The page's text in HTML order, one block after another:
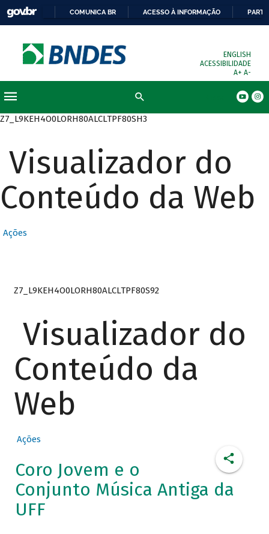
COMUNICA BR ACESSO À INFORMAÇÃO
ENGLISH
ACESSIBILIDADE
A+ A-
Z7_L9KEH4O0LORH80ALCLTPF80SH3
Visualizador do
Conteúdo da Web
Ações
Z7_L9KEH4O0LORH80ALCLTPF80S92
Visualizador do
Conteúdo da
Web
Ações
Coro Jovem e o
Conjunto Música Antiga da
UFF